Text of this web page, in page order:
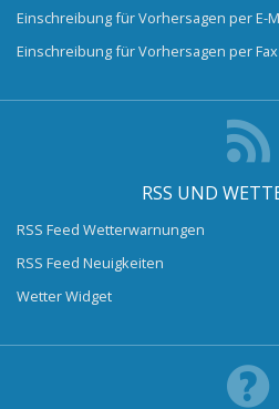
Einschreibung für Vorhersagen per E-
Einschreibung für Vorhersagen per Fax
RSS UND
RSS Feed Wetterwarnungen
RSS Feed Neuigkeiten
Wetter Widget